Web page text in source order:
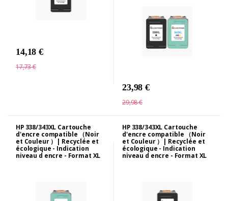
14,18 €
17,73 €
23,98 €
29,98 €
HP 338/343XL Cartouche
d'encre compatible （Noir
et Couleur ）| Recyclée et
écologique - Indication
niveau d encre - Format XL
HP 338/343XL Cartouche
d'encre compatible （Noir
et Couleur ）| Recyclée et
écologique - Indication
niveau d encre - Format XL